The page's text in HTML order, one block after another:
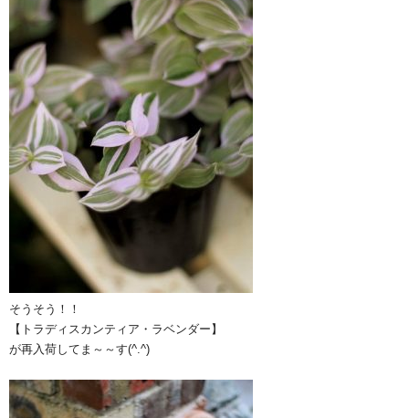
そうそう！！
【トラディスカンティア・ラベンダー】
が再入荷してま～～す(^.^)